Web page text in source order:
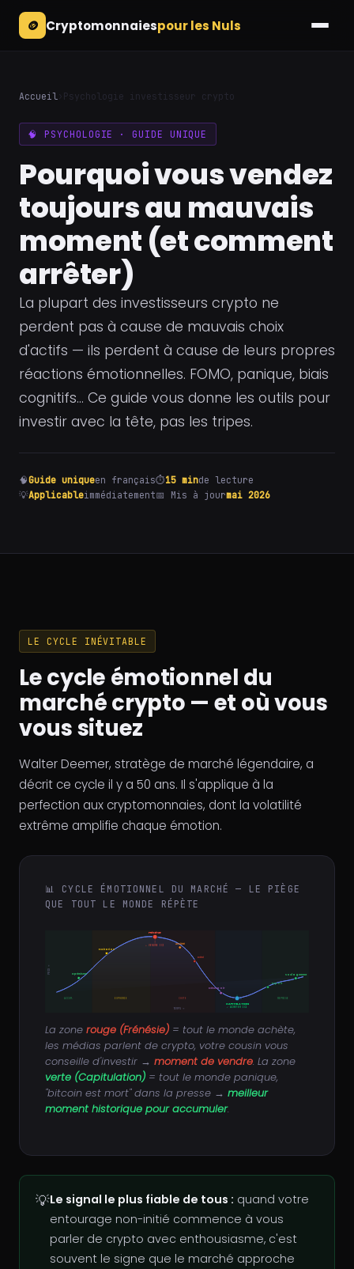
🪙 Cryptomonnaiespour les Nuls
Accueil › Psychologie investisseur crypto
🧠 PSYCHOLOGIE · GUIDE UNIQUE
Pourquoi vous vendez
toujours au mauvais
moment (et comment
arrêter)
La plupart des investisseurs crypto ne
perdent pas à cause de mauvais choix
d'actifs — ils perdent à cause de leurs propres
réactions émotionnelles. FOMO, panique, biais
cognitifs… Ce guide vous donne les outils pour
investir avec la tête, pas les tripes.
🧠Guide uniqueen français⏱15 minde lecture
💡Applicableimmédiatement📅 Mis à jourmai 2026
LE CYCLE INÉVITABLE
Le cycle émotionnel du
marché crypto — et où vous
vous situez
Walter Deemer, stratège de marché légendaire, a
décrit ce cycle il y a 50 ans. Il s'applique à la
perfection aux cryptomonnaies, dont la volatilité
extrême amplifie chaque émotion.
📊 CYCLE ÉMOTIONNEL DU MARCHÉ — LE PIÈGE
QUE TOUT LE MONDE RÉPÈTE
TEMPS →
PRIX → Optimisme
Excitation
FRÉNÉSIE
⚠ VENDRE ICI
Anxiété
Déni
CAPITULATION
✓ ACHETER ICI
Désespoir
Espoir
Soulagement
ACCUM. EUPHORIE CHUTE FOND REPRISE
La zone rouge (Frénésie) = tout le monde achète,
les médias parlent de crypto, votre cousin vous
conseille d'investir → moment de vendre. La zone
verte (Capitulation) = tout le monde panique,
"bitcoin est mort" dans la presse → meilleur
moment historique pour accumuler.
💡Le signal le plus fiable de tous : quand votre
entourage non-initié commence à vous
parler de crypto avec enthousiasme, c'est
souvent le signe que le marché approche